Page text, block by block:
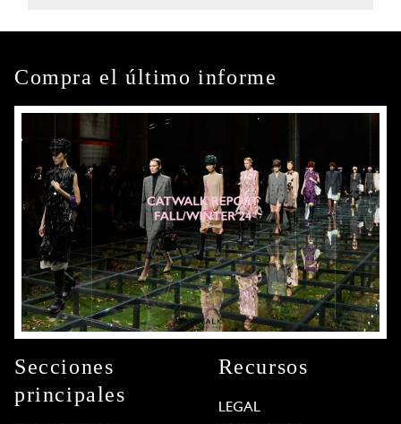
Compra el último informe
Secciones
principales
Recursos
LEGAL